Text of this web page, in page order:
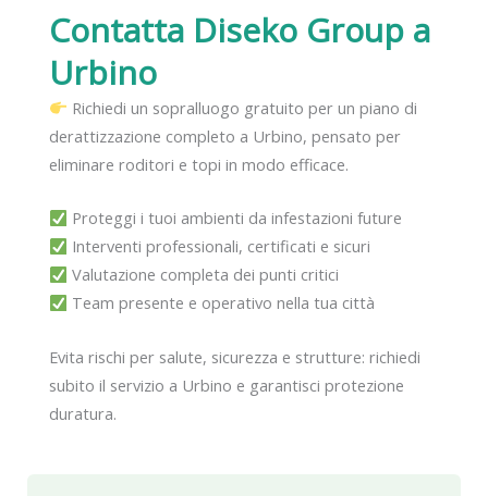
Contatta Diseko Group a
Urbino
Richiedi un sopralluogo gratuito per un piano di
derattizzazione completo a Urbino, pensato per
eliminare roditori e topi in modo efficace.
Proteggi i tuoi ambienti da infestazioni future
Interventi professionali, certificati e sicuri
Valutazione completa dei punti critici
Team presente e operativo nella tua città
Evita rischi per salute, sicurezza e strutture: richiedi
subito il servizio a Urbino e garantisci protezione
duratura.